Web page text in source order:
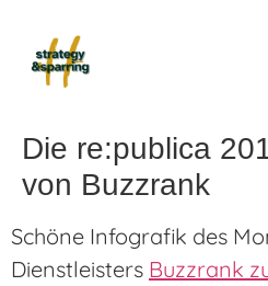
Die re:publica
von Buzzrank
Schöne Infografik des
Dienstleisters Buzzrank